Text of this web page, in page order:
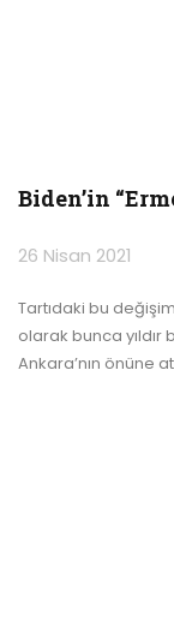
Biden’in
26 Nisan 2021
Tartıdaki bu
olarak bunca
Ankara’nın önüne